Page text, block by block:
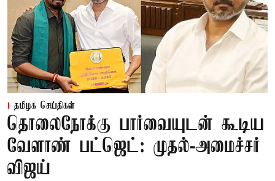
தமிழக செய்திகள்
தொலைநோக்கு பார்வையுடன் கூடிய
வேளாண் பட்ஜெட்: முதல்-அமைச்சர்
விஜய்